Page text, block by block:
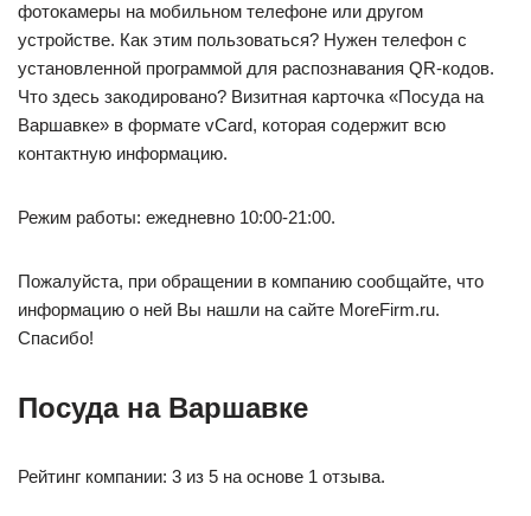
фотокамеры на мобильном телефоне или другом
устройстве. Как этим пользоваться? Нужен телефон с
установленной программой для распознавания QR-кодов.
Что здесь закодировано? Визитная карточка «Посуда на
Варшавке» в формате vCard, которая содержит всю
контактную информацию.
Режим работы: ежедневно 10:00-21:00.
Пожалуйста, при обращении в компанию сообщайте, что
информацию о ней Вы нашли на сайте MoreFirm.ru.
Спасибо!
Посуда на Варшавке
Рейтинг компании: 3 из 5 на основе 1 отзыва.